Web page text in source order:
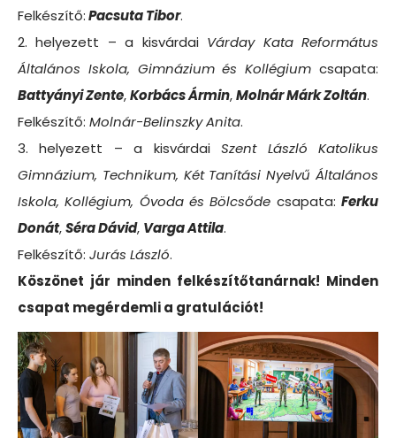
Felkészítő:Pacsuta Tibor.
2. helyezett – a kisvárdai Várday Kata Református
Általános Iskola, Gimnázium és Kollégium csapata:
Battyányi Zente,Korbács Ármin,Molnár Márk Zoltán.
Felkészítő: Molnár-Belinszky Anita.
3. helyezett – a kisvárdaiSzent László Katolikus
Gimnázium, Technikum, Két Tanítási Nyelvű Általános
Iskola, Kollégium, Óvoda és Bölcsőde csapata:Ferku
Donát,Séra Dávid, Varga Attila.
Felkészítő: Jurás László.
Köszönet jár minden felkészítőtanárnak! Minden
csapat megérdemli a gratulációt!